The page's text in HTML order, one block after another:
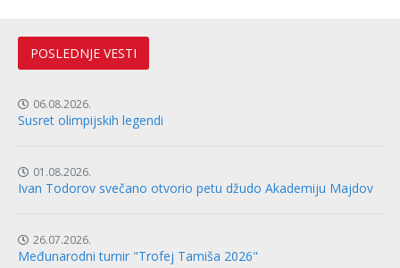
POSLEDNJE VESTI
06.08.2026.
Susret olimpijskih legendi
01.08.2026.
Ivan Todorov svečano otvorio petu džudo Akademiju Majdov
26.07.2026.
Međunarodni turnir "Trofej Tamiša 2026"